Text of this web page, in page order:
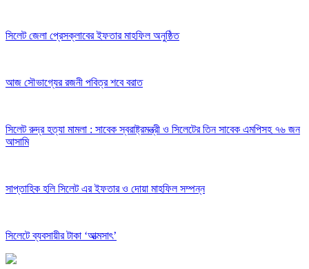
সিলেট জেলা প্রেসক্লাবের ইফতার মাহফিল অনুষ্ঠিত
আজ সৌভাগ্যের রজনী পবিত্র শবে বরাত
সিলেট রুদ্র হত্যা মামলা : সাবেক স্বরাষ্ট্রমন্ত্রী ও সিলেটের তিন সাবেক এমপিসহ ৭৬ জন
আসামি
সাপ্তাহিক হলি সিলেট এর ইফতার ও দোয়া মাহফিল সম্পন্ন
সিলেটে ব্যবসায়ীর টাকা ‘আত্মসাৎ’